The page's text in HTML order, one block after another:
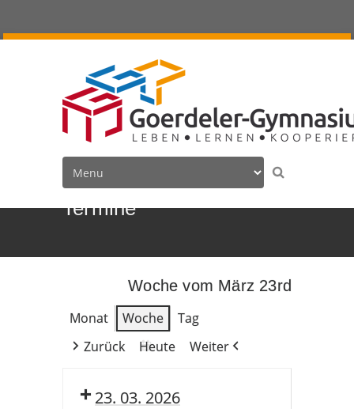
Termine
Woche vom März 23rd
Monat
Woche
Tag
Zurück
Heute Weiter
23. 03. 2026